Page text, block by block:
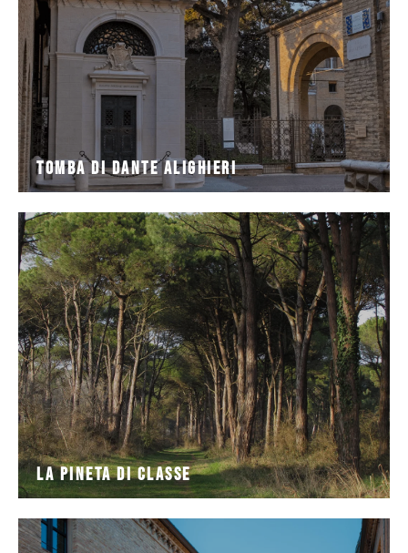
Tomba di Dante Alighieri
Tomba di Dante Alighieri
La Pineta di Classe
La Pineta di Classe
Ripercorrere i luoghi di Ravenna legati alla memoria di
Dante Alighieri significa non solo limitarsi al centro
storico dove certamente il Sommo Poeta abitava,
attorno alla Tomba di Dante,